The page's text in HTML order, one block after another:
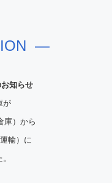
―
知らせ
が
庫）から
輸）に